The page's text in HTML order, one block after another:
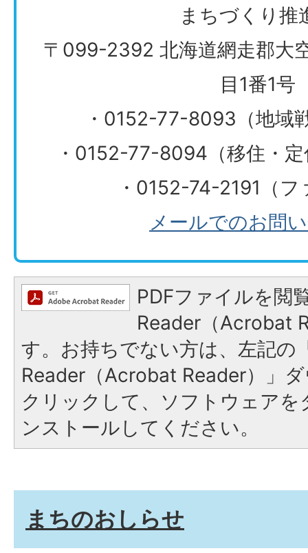
まちづくり推
〒099-2392 北海道網走郡大
目1番1号
・0152-77-8093（地域
・0152-77-8094（移住・
・0152-74-2191（
メールでのお問
PDFファイルを閲
Reader（Acrobat
す。お持ちでない方は、左記の
Reader（Acrobat Reader）」
クリックして、ソフトウェア
ンストールしてください。
まちのおしらせ